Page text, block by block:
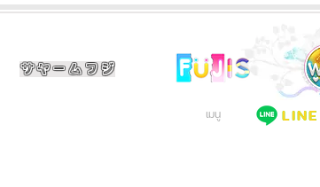
サヤームフジ
LINE
เมนู